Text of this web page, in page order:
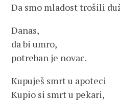
Da smo mladost trošili
Danas,
da bi umro,
potreban je novac.
Kupuješ smrt u apoteci
Kupio si smrt u pekari,